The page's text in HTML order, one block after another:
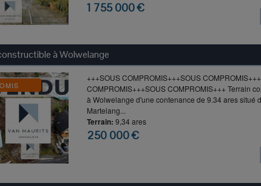
1 755 000 €
àWolwelange
+++SOUS COMPROMIS+++SOUS
COMPROMIS+++SOUS COMPROMIS+++ Terrain
à Wolwelange d'une contenance de 9.34 ares situé
Martelang...
Terrain: 9,34 ares
250 000 €